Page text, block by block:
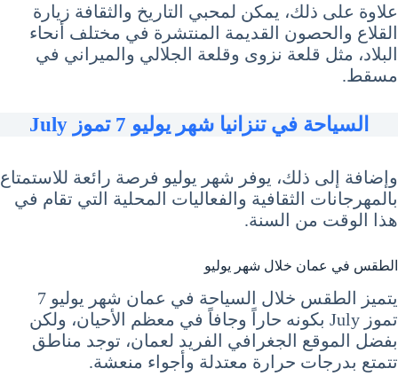
علاوة على ذلك، يمكن لمحبي التاريخ والثقافة زيارة
القلاع والحصون القديمة المنتشرة في مختلف أنحاء
البلاد، مثل قلعة نزوى وقلعة الجلالي والميراني في
مسقط.
السياحة في تنزانيا شهر يوليو 7 تموز July
وإضافة إلى ذلك، يوفر شهر يوليو فرصة رائعة للاستمتاع
بالمهرجانات الثقافية والفعاليات المحلية التي تقام في
هذا الوقت من السنة.
الطقس في عمان خلال شهر يوليو
يتميز الطقس خلال السياحة في عمان شهر يوليو 7
تموز July بكونه حاراً وجافاً في معظم الأحيان، ولكن
بفضل الموقع الجغرافي الفريد لعمان، توجد مناطق
تتمتع بدرجات حرارة معتدلة وأجواء منعشة.